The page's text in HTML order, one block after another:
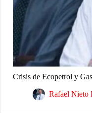
Crisis de Ecopetrol y
Rafael Nieto